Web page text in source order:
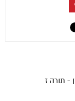
- תורה ז